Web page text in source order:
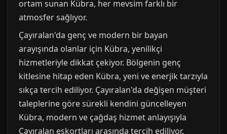
ortam sunan Kübra, her mevsim farklı bir
atmosfer sağlıyor.
Çayıralan'da genç ve modern bir bayan
arayışında olanlar için Kübra, yenilikçi
hizmetleriyle dikkat çekiyor. Bölgenin genç
kitlesine hitap eden Kübra, yeni ve enerjik tarzıyla
sıkça tercih ediliyor. Çayıralan'da değişen müşteri
taleplerine göre sürekli kendini güncelleyen
Kübra, modern ve çağdaş hizmet anlayışıyla
Çayıralan eskortları arasında tercih ediliyor.